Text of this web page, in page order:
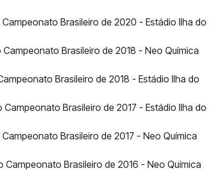
Brasileiro de 2020 - Estádio Ilha do
Brasileiro de 2018 - Neo Química
Brasileiro de 2018 - Estádio Ilha do
Brasileiro de 2017 - Estádio Ilha do
Brasileiro de 2017 - Neo Química
Brasileiro de 2016 - Neo Química